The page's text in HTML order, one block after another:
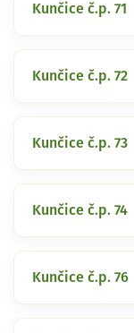
Kunčice č.p. 71
Kunčice č.p. 72
Kunčice č.p. 73
Kunčice č.p. 74
Kunčice č.p. 76